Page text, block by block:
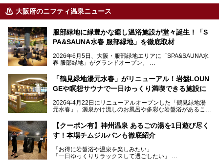
大阪府のニフティ温泉ニュース
服部緑地に緑豊かな癒し温浴施設が堂々誕生！「S
PA&SAUNA水春 服部緑地」を徹底取材
2026年6月5日、大阪・服部緑地エリアに「SPA&SAUNA水
春 服部緑地」がグランドオープン。
当初の計画から約5年の時を経て誕生した本施設は、温泉・
サウナ・岩盤浴・フィットネス・ラウンジ・レストランなど
を融合した、これまでの“水春”のイメージをさらに進化させ
今回はオープン前の内覧会に参加し、館内のこだわりポイン
サウナー注目の3種のサウナや160cmの深水風呂、没入感の
高い岩盤浴エリア、日本最大の台数を誇る最新AIフィットネ
スマシンなど、見どころ満載の館内を詳しくご紹介します。
「鶴見緑地湯元水春」がリニューアル！岩盤LOUN
GEや瞑想サウナで一日ゆっくり満喫できる施設に
2026年4月22日にリニューアルオープンした「鶴見緑地湯
元水春」。源泉かけ流しのお風呂や多彩な岩盤浴があること
に“一日中くつろげる場所”としてパワーアップしています。
今回のリニューアルでは、新たに登場した瞑想サウナをはじ
見どころが盛りだくさん。日常の疲れを癒やしたい方はもち
ろん、休日にゆったり過ごしたい方にもぴったりの内容とな
【クーポン有】神州温泉 あるごの湯を1日遊び尽く
す！本場チムジルバンも徹底紹介
「お得に岩盤浴や温泉を楽しみたい」
「一日ゆっくりリラックスして過ごしたい」